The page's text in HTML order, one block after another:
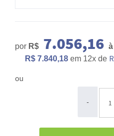
por R$ 7.056,16
R$ 7.840,18 em 12x de
ou
-